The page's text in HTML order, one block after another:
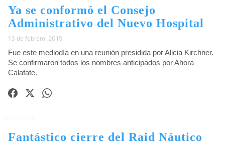
Ya se conformó el Consejo
Administrativo del Nuevo Hospital
13 de febrero, 2015
Fue este mediodía en una reunión presidida por Alicia Kirchner.
Se confirmaron todos los nombres anticipados por Ahora
Calafate.
Fantástico cierre del Raid Náutico